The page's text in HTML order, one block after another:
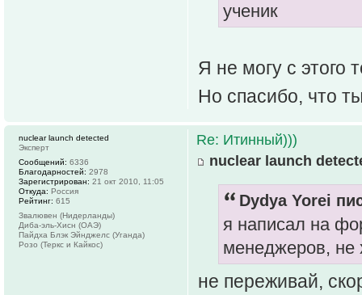
ученик
Я не могу с этого
Но спасибо, что
Re: Итинный)))
nuclear launch
Dydya Yorei
я написал на
менеджеров, не
не переживай,
nuclear launch detected
Эксперт
Сообщений: 6336
Благодарностей: 2978
Зарегистрирован: 21 окт 2010, 11:05
Откуда: Россия
Рейтинг: 615
Звалювен (Нидерланды)
Диба-эль-Хисн (ОАЭ)
Пайдха Блэк Эйнджелс (Уганда)
Розо (Теркс и Кайкос)